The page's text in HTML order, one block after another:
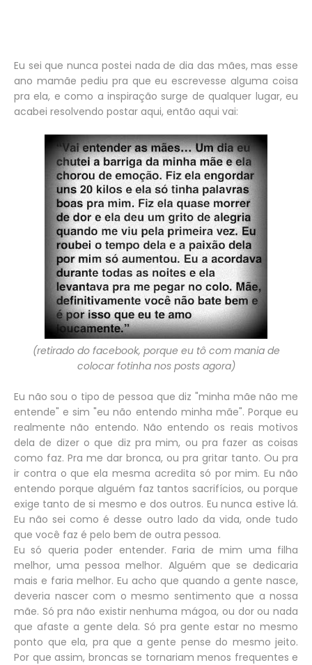
Eu sei que nunca postei nada de dia das mães, mas esse
ano mamãe pediu pra que eu escrevesse alguma coisa
pra ela, e como a inspiração surge de qualquer lugar, eu
acabei resolvendo postar aqui, então aqui vai:
(retirado do facebook, porque eu tô com mania de
colocar fotinha nos posts agora)
Eu não sou o tipo de pessoa que diz "minha mãe não me
entende" e sim "eu não entendo minha mãe". Porque eu
realmente não entendo. Não entendo os reais motivos
dela de dizer o que diz pra mim, ou pra fazer as coisas
como faz. Pra me dar bronca, ou pra gritar tanto. Ou pra
ir contra o que ela mesma acredita só por mim. Eu não
entendo porque alguém faz tantos sacrifícios, ou porque
exige tanto de si mesmo e dos outros. Eu nunca estive lá.
Eu não sei como é desse outro lado da vida, onde tudo
que você faz é pelo bem de outra pessoa.
Eu só queria poder entender. Faria de mim uma filha
melhor, uma pessoa melhor. Alguém que se dedicaria
mais e faria melhor. Eu acho que quando a gente nasce,
deveria nascer com o mesmo sentimento que a nossa
mãe. Só pra não existir nenhuma mágoa, ou dor ou nada
que afaste a gente dela. Só pra gente estar no mesmo
ponto que ela, pra que a gente pense do mesmo jeito.
Por que assim, broncas se tornariam menos frequentes e